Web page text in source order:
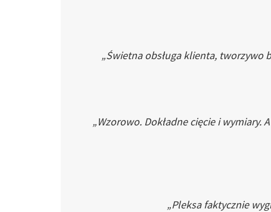
„Świetna obsługa klienta, tworzywo
„Wzorowo. Dokładne cięcie i wymiary.
„Pleksa faktycznie